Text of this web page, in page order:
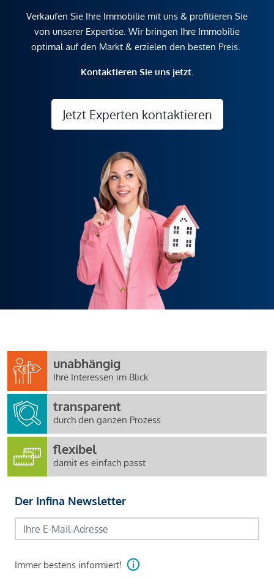
Verkaufen Sie Ihre Immobilie mit uns & profitieren Sie
von unserer Expertise. Wir bringen Ihre Immobilie
optimal auf den Markt & erzielen den besten Preis.
Kontaktieren Sie uns jetzt.
Jetzt Experten kontaktieren
unabhängig
Ihre Interessen im Blick
transparent
durch den ganzen Prozess
flexibel
damit es einfach passt
Der Infina Newsletter
Immer bestens informiert!